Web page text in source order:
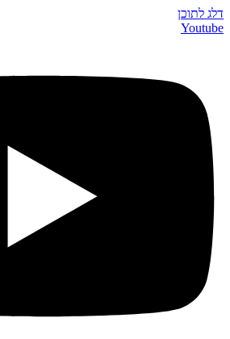
דלג לתוכן
Youtube